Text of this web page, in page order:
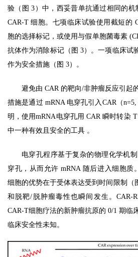
验（图 3）中，西妥昔单抗通过相同的机
CAR-T 细胞。七项临床试验使用截短的
胞的选择标记，或使用与假单胞菌毒素
抗体作为消除标记（图 3）。一项临床试
作为安全措施（图 3）。
避免由 CAR 的靶向/非肿瘤反应引起
措施是通过 mRNA 电穿孔引入CAR（
明，使用mRNA电穿孔用 CAR 瞬时转染
中一种有效且安全的工具 。
电穿孔程序基于复杂的物理化学机
穿孔，从而允许 mRNA 随后进入细胞质
细胞的优势在于受体表达受到时间限制（
和脱靶/脱肿瘤毒性也瞬间发生。CAR-
CAR-T细胞疗法的新肿瘤抗原的 0/1 期临
临床安全性未知。